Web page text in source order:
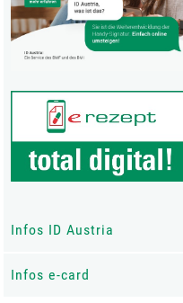
Infos ID Austria
Infos e-card